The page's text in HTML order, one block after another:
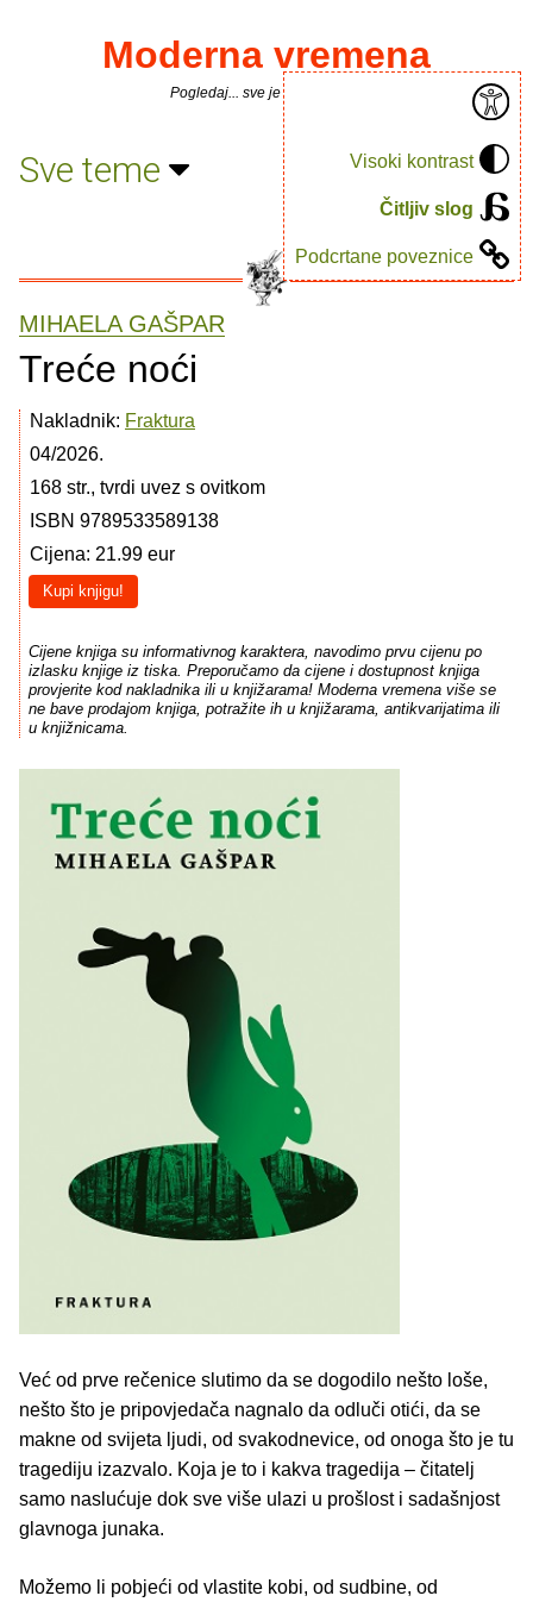
Visoki kontrast
Čitljiv slog
Podcrtane poveznice
Moderna vremena
Pogledaj... sve je puno knjiga.
Sve teme
MIHAELA GAŠPAR
Treće noći
Nakladnik: Fraktura
04/2026.
168 str., tvrdi uvez s ovitkom
ISBN 9789533589138
Cijena: 21.99 eur
Kupi knjigu!
Cijene knjiga su informativnog karaktera, navodimo prvu cijenu po
izlasku knjige iz tiska. Preporučamo da cijene i dostupnost knjiga
provjerite kod nakladnika ili u knjižarama! Moderna vremena više se
ne bave prodajom knjiga, potražite ih u knjižarama, antikvarijatima ili
u knjižnicama.
Već od prve rečenice slutimo da se dogodilo nešto loše,
nešto što je pripovjedača nagnalo da odluči otići, da se
makne od svijeta ljudi, od svakodnevice, od onoga što je tu
tragediju izazvalo. Koja je to i kakva tragedija – čitatelj
samo naslućuje dok sve više ulazi u prošlost i sadašnjost
glavnoga junaka.
Možemo li pobjeći od vlastite kobi, od sudbine, od